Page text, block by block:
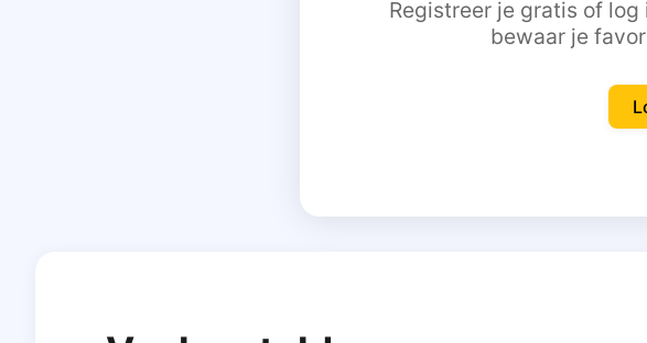
Registreer je gratis of
bewaar je